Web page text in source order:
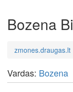
Bozena
zmones.draugas.lt
Vardas: Bozena